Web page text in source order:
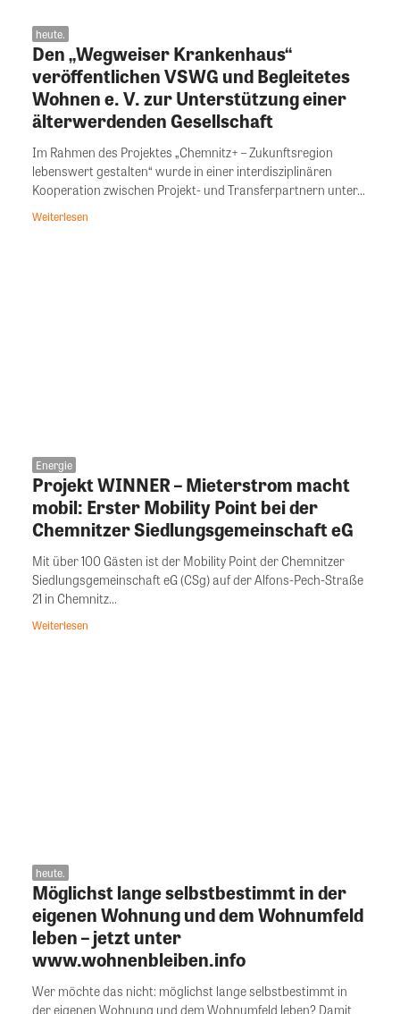
heute.
Den „Wegweiser Krankenhaus“
veröffentlichen VSWG und Begleitetes
Wohnen e. V. zur Unterstützung einer
älterwerdenden Gesellschaft
Im Rahmen des Projektes „Chemnitz+ – Zukunftsregion
lebenswert gestalten“ wurde in einer interdisziplinären
Kooperation zwischen Projekt- und Transferpartnern unter...
Weiterlesen
Energie
Projekt WINNER – Mieterstrom macht
mobil: Erster Mobility Point bei der
Chemnitzer Siedlungsgemeinschaft eG
Mit über 100 Gästen ist der Mobility Point der Chemnitzer
Siedlungsgemeinschaft eG (CSg) auf der Alfons-Pech-Straße
21 in Chemnitz...
Weiterlesen
heute.
Möglichst lange selbstbestimmt in der
eigenen Wohnung und dem Wohnumfeld
leben – jetzt unter
www.wohnenbleiben.info
Wer möchte das nicht: möglichst lange selbstbestimmt in
der eigenen Wohnung und dem Wohnumfeld leben? Damit